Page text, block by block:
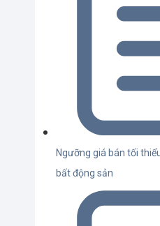
Ngưỡng giá bán tối
bất động sản